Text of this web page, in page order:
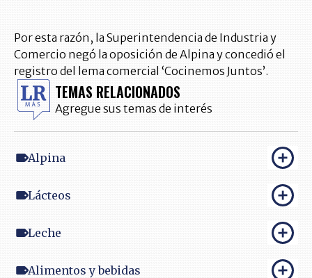
Por esta razón, la Superintendencia de Industria y
Comercio negó la oposición de Alpina y concedió el
registro del lema comercial ‘Cocinemos Juntos’.
TEMAS RELACIONADOS
Agregue sus temas de interés
Alpina
Lácteos
Leche
Alimentos y bebidas